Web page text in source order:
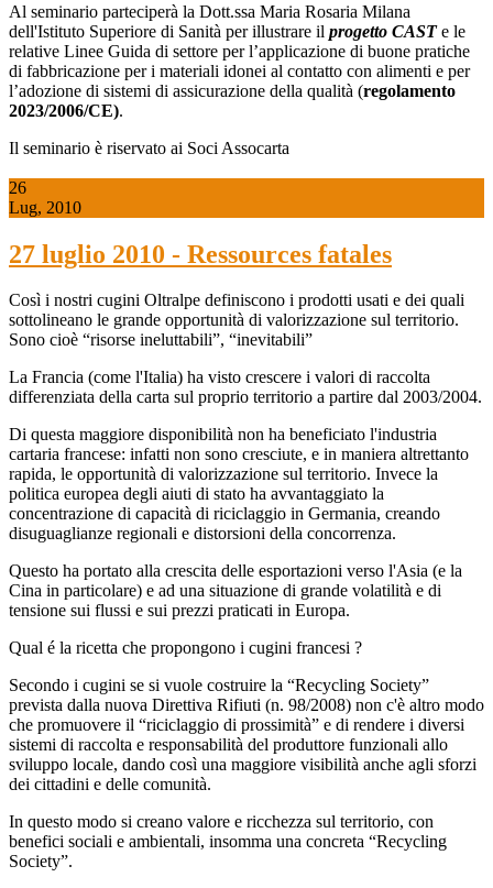
Al seminario parteciperà la Dott.ssa Maria Rosaria Milana
dell'Istituto Superiore di Sanità per illustrare il progetto CASTe le
relative Linee Guida di settore per l’applicazione di buone pratiche
di fabbricazione per i materiali idonei al contatto con alimenti e per
l’adozione di sistemi di assicurazione della qualità (regolamento
2023/2006/CE).
Il seminario è riservato ai Soci Assocarta
26
Lug, 2010
27 luglio 2010 - Ressources fatales
Così i nostri cugini Oltralpe definiscono i prodotti usati e dei quali
sottolineano le grande opportunità di valorizzazione sul territorio.
Sono cioè “risorse ineluttabili”, “inevitabili”
La Francia (come l'Italia) ha visto crescere i valori di raccolta
differenziata della carta sul proprio territorio a partire dal 2003/2004.
Di questa maggiore disponibilità non ha beneficiato l'industria
cartaria francese: infatti non sono cresciute, e in maniera altrettanto
rapida, le opportunità di valorizzazione sul territorio. Invece la
politica europea degli aiuti di stato ha avvantaggiato la
concentrazione di capacità di riciclaggio in Germania, creando
disuguaglianze regionali e distorsioni della concorrenza.
Questo ha portato alla crescita delle esportazioni verso l'Asia (e la
Cina in particolare) e ad una situazione di grande volatilità e di
tensione sui flussi e sui prezzi praticati in Europa.
Qual é la ricetta che propongono i cugini francesi ?
Secondo i cugini se si vuole costruire la “Recycling Society”
prevista dalla nuova Direttiva Rifiuti (n. 98/2008) non c'è altro modo
che promuovere il “riciclaggio di prossimità” e di rendere i diversi
sistemi di raccolta e responsabilità del produttore funzionali allo
sviluppo locale, dando così una maggiore visibilità anche agli sforzi
dei cittadini e delle comunità.
In questo modo si creano valore e ricchezza sul territorio, con
benefici sociali e ambientali, insomma una concreta “Recycling
Society”.